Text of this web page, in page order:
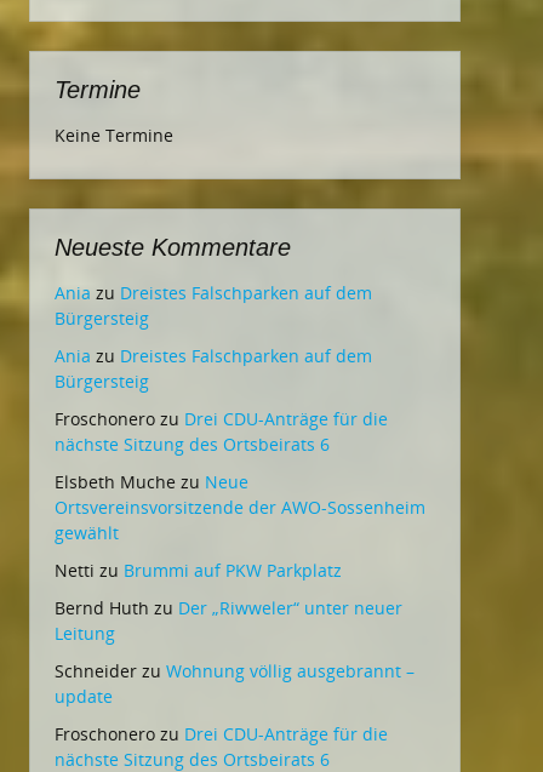
Termine
Keine Termine
Neueste Kommentare
Ania zu Dreistes Falschparken auf dem
Bürgersteig
Ania zu Dreistes Falschparken auf dem
Bürgersteig
Froschonero zu Drei CDU-Anträge für die
nächste Sitzung des Ortsbeirats 6
Elsbeth Muche zu Neue
Ortsvereinsvorsitzende der AWO-Sossenheim
gewählt
Netti zu Brummi auf PKW Parkplatz
Bernd Huth zu Der „Riwweler“ unter neuer
Leitung
Schneider zu Wohnung völlig ausgebrannt –
update
Froschonero zu Drei CDU-Anträge für die
nächste Sitzung des Ortsbeirats 6